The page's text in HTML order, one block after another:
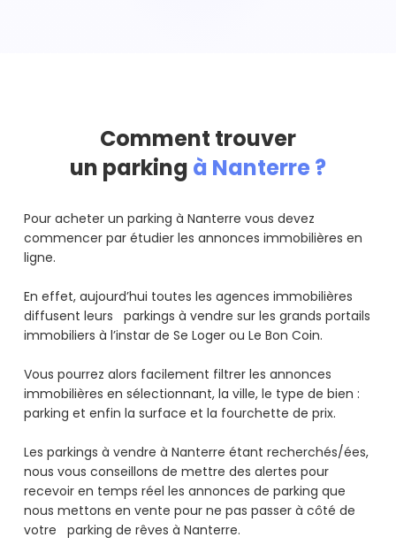
Comment trouver
un parking à Nanterre ?
Pour acheter un parking à Nanterre vous devez
commencer par étudier les annonces immobilières en
ligne.
En effet, aujourd’hui toutes les agences immobilières
diffusent leurs parkings à vendre sur les grands portails
immobiliers à l’instar de Se Loger ou Le Bon Coin.
Vous pourrez alors facilement filtrer les annonces
immobilières en sélectionnant, la ville, le type de bien :
parking et enfin la surface et la fourchette de prix.
Les parkings à vendre à Nanterre étant recherchés/ées,
nous vous conseillons de mettre des alertes pour
recevoir en temps réel les annonces de parking que
nous mettons en vente pour ne pas passer à côté de
votre parking de rêves à Nanterre.